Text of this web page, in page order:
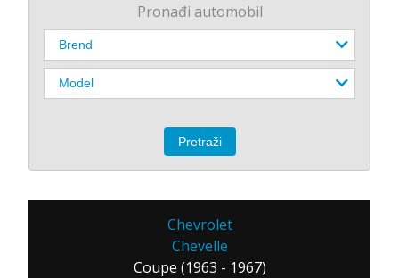
Pronađi automobil
Chevrolet
Chevelle
Coupe (1963 - 1967)